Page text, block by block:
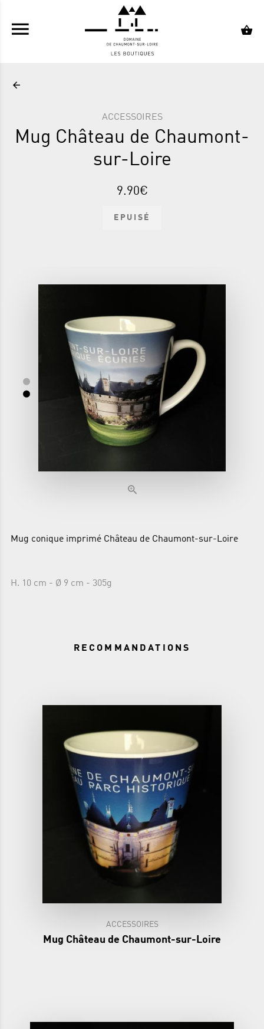
ALLER AU CONTENU PRINCIPAL
ACCESSOIRES
Mug Château de Chaumont-
sur-Loire
9.90€
EPUISÉ
Mug conique imprimé Château de Chaumont-sur-Loire
H. 10 cm - Ø 9 cm - 305g
RECOMMANDATIONS
ACCESSOIRES
Mug Château de Chaumont-sur-Loire